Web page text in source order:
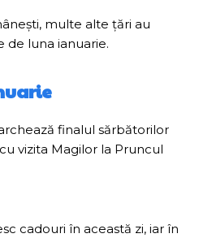
multe alte țări au
de luna ianuarie.
finalul sărbătorilor
vizita Magilor la Pruncul
cadouri în această zi, iar în